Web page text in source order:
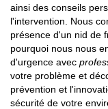
ainsi des conseils
l'intervention. Nous
présence d'un nid de
pourquoi nous nous
d'urgence avec
votre problème et
prévention et
sécurité de votre